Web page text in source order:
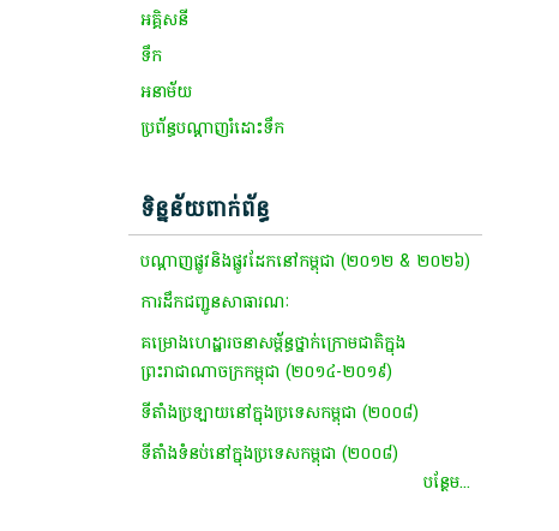
​អគ្គិសនី​
ទឹក​
អនាម័យ​
​ប្រព័ន្ធ​បណ្តាញ​​រំដោះ​​ទឹក​
ទិន្នន័យពាក់ព័ន្ធ
បណ្តាញផ្លូវនិងផ្លូវដែកនៅកម្ពុជា (២០១២ & ២០២៦)
ការ​ដឹក​ជញ្ជូន​សាធារណៈ​
គម្រោងហេដ្ឋារចនាសម្ព័ន្ធថ្នាក់ក្រោមជាតិក្នុង
ព្រះរាជាណាចក្រកម្ពុជា (២០១៤-២០១៩)
ទីតាំងប្រឡាយនៅក្នុងប្រទេសកម្ពុជា (២០០៨)
ទីតាំងទំនប់នៅក្នុងប្រទេសកម្ពុជា (២០០៨)
បន្ថែម...